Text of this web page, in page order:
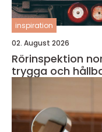
inspiration
02. August 2026
Rörinspektion norrköping
trygga och